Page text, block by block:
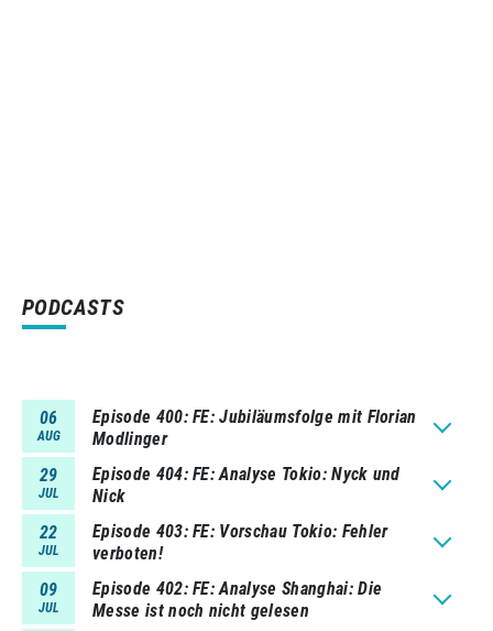
PODCASTS
06
AUG
Episode 400 FE: Jubiläumsfolge mit Florian
Modlinger
29
JUL
Episode 404 FE: Analyse Tokio: Nyck und
Nick
22
JUL
Episode 403 FE: Vorschau Tokio: Fehler
verboten!
09
JUL
Episode 402 FE: Analyse Shanghai: Die
Messe ist noch nicht gelesen